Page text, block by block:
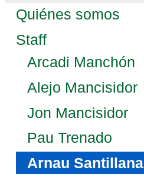
Quiénes somos
Staff
Arcadi Manchón
Alejo Mancisidor
Jon Mancisidor
Pau Trenado
Arnau Santillana